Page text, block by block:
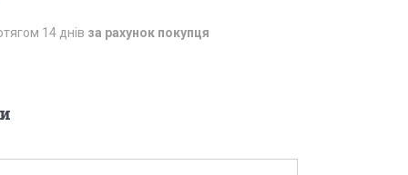
14 днів за рахунок покупця